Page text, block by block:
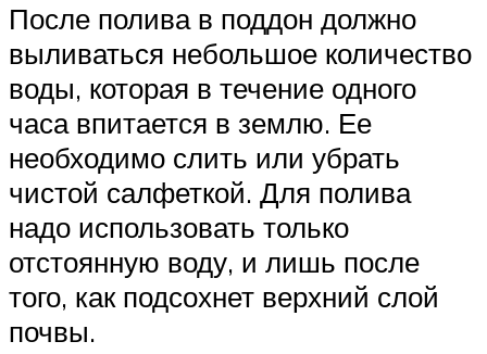
После полива в поддон должно
выливаться небольшое количество
воды, которая в течение одного
часа впитается в землю. Ее
необходимо слить или убрать
чистой салфеткой. Для полива
надо использовать только
отстоянную воду, и лишь после
того, как подсохнет верхний слой
почвы.